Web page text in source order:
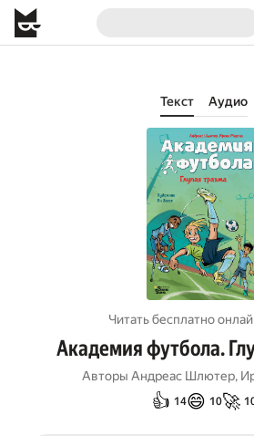
Текст Аудио
Читать бесплатно
Академия футбола.
Авторы Андреас Шлютер,
👍 14😄 10🚀